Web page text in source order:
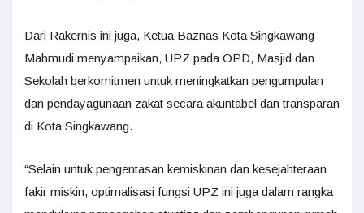
Dari Rakernis ini juga, Ketua Baznas Kota Singkawang
Mahmudi menyampaikan, UPZ pada OPD, Masjid dan
Sekolah berkomitmen untuk meningkatkan pengumpulan
dan pendayagunaan zakat secara akuntabel dan transparan
di Kota Singkawang.
“Selain untuk pengentasan kemiskinan dan kesejahteraan
fakir miskin, optimalisasi fungsi UPZ ini juga dalam rangka